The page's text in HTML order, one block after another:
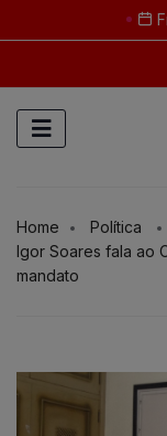
Home
Política
Igor Soares fala ao
mandato